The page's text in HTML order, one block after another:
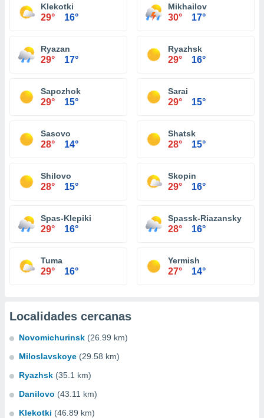
Klekotki
29° 16°
Mikhailov
30° 17°
Ryazan
29° 17°
Ryazhsk
29° 16°
Sapozhok
29° 15°
Sarai
29° 15°
Sasovo
28° 14°
Shatsk
28° 15°
Shilovo
28° 15°
Skopin
29° 16°
Spas-Klepiki
29° 16°
Spassk-Riazansky
28° 16°
Tuma
29° 16°
Yermish
27° 14°
Localidades cercanas
Novomichurinsk (26.99 km)
Miloslavskoye (29.58 km)
Ryazhsk (35.1 km)
Danilovo (43.11 km)
Klekotki (46.89 km)